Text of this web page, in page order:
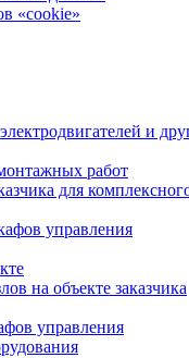
«cookie»
и
работ
для
управления
на объекте заказчика
управления